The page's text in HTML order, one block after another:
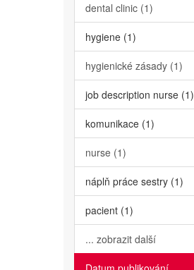
dental clinic (1)
hygiene (1)
hygienické zásady (1)
job description nurse (1)
komunikace (1)
nurse (1)
náplň práce sestry (1)
pacient (1)
... zobrazit další